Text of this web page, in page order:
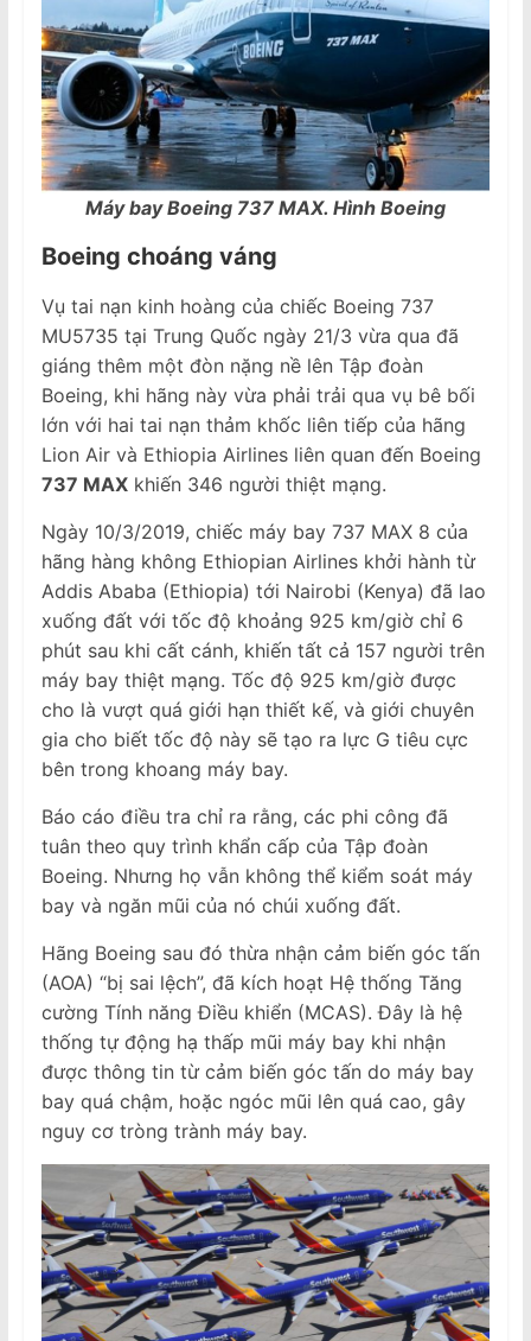
Máy bay Boeing 737 MAX. Hình Boeing
Boeing choáng váng
Vụ tai nạn kinh hoàng của chiếc Boeing 737
MU5735 tại Trung Quốc ngày 21/3 vừa qua đã
giáng thêm một đòn nặng nề lên Tập đoàn
Boeing, khi hãng này vừa phải trải qua vụ bê bối
lớn với hai tai nạn thảm khốc liên tiếp của hãng
Lion Air và Ethiopia Airlines liên quan đến Boeing
737 MAXkhiến 346 người thiệt mạng.
Ngày 10/3/2019, chiếc máy bay 737 MAX 8 của
hãng hàng không Ethiopian Airlines khởi hành từ
Addis Ababa (Ethiopia) tới Nairobi (Kenya) đã lao
xuống đất với tốc độ khoảng 925 km/giờ chỉ 6
phút sau khi cất cánh, khiến tất cả 157 người trên
máy bay thiệt mạng. Tốc độ 925 km/giờ được
cho là vượt quá giới hạn thiết kế, và giới chuyên
gia cho biết tốc độ này sẽ tạo ra lực G tiêu cực
bên trong khoang máy bay.
Báo cáo điều tra chỉ ra rằng, các phi công đã
tuân theo quy trình khẩn cấp của Tập đoàn
Boeing. Nhưng họ vẫn không thể kiểm soát máy
bay và ngăn mũi của nó chúi xuống đất.
Hãng Boeing sau đó thừa nhận cảm biến góc tấn
(AOA) “bị sai lệch”, đã kích hoạt Hệ thống Tăng
cường Tính năng Điều khiển (MCAS). Đây là hệ
thống tự động hạ thấp mũi máy bay khi nhận
được thông tin từ cảm biến góc tấn do máy bay
bay quá chậm, hoặc ngóc mũi lên quá cao, gây
nguy cơ tròng trành máy bay.